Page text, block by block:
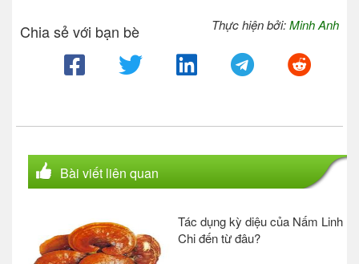
Thực hiện bởi:Minh Anh
Chia sẻ với bạn bè
Bài viết liên quan
Tác dụng kỳ diệu của Nấm Linh
Chi đến từ đâu?